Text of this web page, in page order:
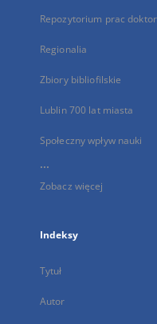
Repozytorium prac
Regionalia
Zbiory bibliofilskie
Lublin 700 lat miasta
Społeczny wpływ nauki
...
Zobacz więcej
Indeksy
Tytuł
Autor